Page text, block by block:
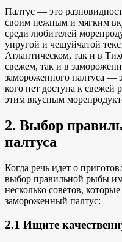
Палтус — это
своим нежным и мягким
среди любителей
упругой и чешуйчатой
Атлантическом, так и в
свежем, так и в
замороженного палтуса —
кого нет доступа к свежей
этим вкусным
2. Выбор
палтуса
Когда речь идет о
выбор правильной рыбы
несколько советов,
замороженный палтус:
2.1 Ищите